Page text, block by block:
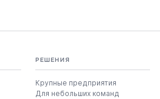
РЕШЕНИЯ
Крупные предприятия
Для небольших команд